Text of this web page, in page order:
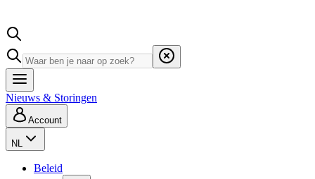
Nieuws & Storingen
Account
NL
Beleid